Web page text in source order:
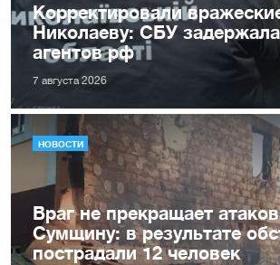
Корректировали
Николаеву: СБУ
агентов рф
7 августа 2026
НОВОСТИ
Враг не прекращает
Сумщину: в результате
пострадали 12 человек